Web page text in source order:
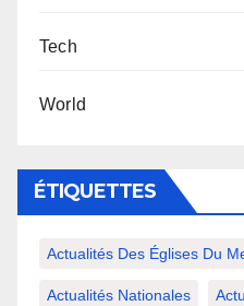
Tech
World
ÉTIQUETTES
Actualités Des Églises Du
Actualités Nationales